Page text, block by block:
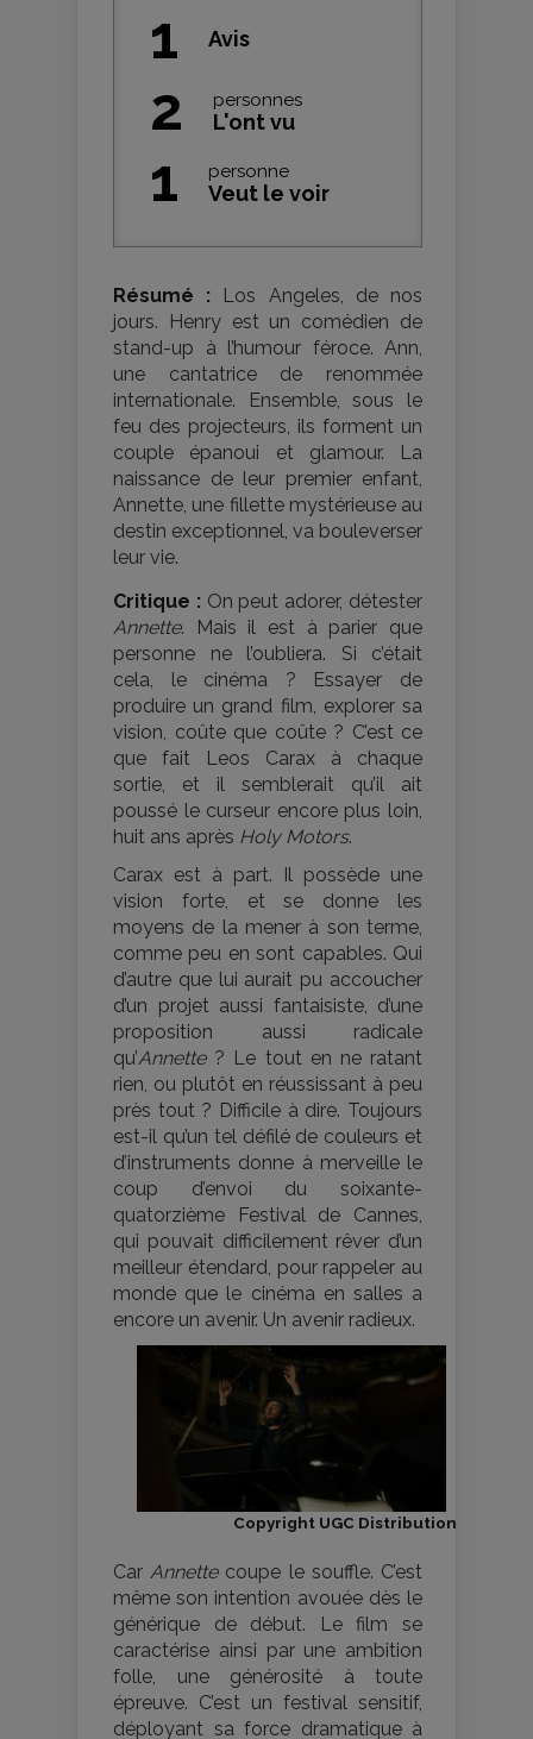
1 Avis
2 personnes
L'ont vu
1 personne
Veut le voir
Résumé : Los Angeles, de nos
jours. Henry est un comédien de
stand-up à l’humour féroce. Ann,
une cantatrice de renommée
internationale. Ensemble, sous le
feu des projecteurs, ils forment un
couple épanoui et glamour. La
naissance de leur premier enfant,
Annette, une fillette mystérieuse au
destin exceptionnel, va bouleverser
leur vie.
Critique : On peut adorer, détester
Annette. Mais il est à parier que
personne ne l’oubliera. Si c’était
cela, le cinéma ? Essayer de
produire un grand film, explorer sa
vision, coûte que coûte ? C’est ce
que fait Leos Carax à chaque
sortie, et il semblerait qu’il ait
poussé le curseur encore plus loin,
huit ans après Holy Motors.
Carax est à part. Il possède une
vision forte, et se donne les
moyens de la mener à son terme,
comme peu en sont capables. Qui
d’autre que lui aurait pu accoucher
d’un projet aussi fantaisiste, d’une
proposition aussi radicale
qu’Annette? Le tout en ne ratant
rien, ou plutôt en réussissant à peu
près tout ? Difficile à dire. Toujours
est-il qu’un tel défilé de couleurs et
d’instruments donne à merveille le
coup d’envoi du soixante-
quatorzième Festival de Cannes,
qui pouvait difficilement rêver d’un
meilleur étendard, pour rappeler au
monde que le cinéma en salles a
encore un avenir. Un avenir radieux.
Copyright UGC Distribution
CarAnnettecoupe le souffle. C’est
même son intention avouée dès le
générique de début. Le film se
caractérise ainsi par une ambition
folle, une générosité à toute
épreuve. C’est un festival sensitif,
déployant sa force dramatique à